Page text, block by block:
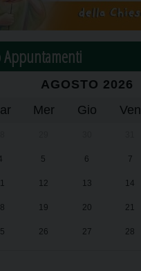
AGOSTO 2026
Mer Gio Ven
5 6 7
12 13 14
19 20 21
26 27 28